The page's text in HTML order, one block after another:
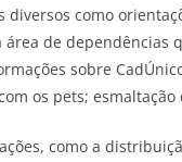
diversos como
área de
sobre
os pets;
como a